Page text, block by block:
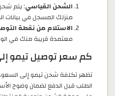
الشحن القياسي: يتم
منزلك المسجل في بيانات
الاستلام من نقطة
معتمدة قريبة منك في
كم سعر توصيل تيمو
تظهر تكلفة شحن تيمو إلى
الطلب قبل الدفع لضمان وضوح